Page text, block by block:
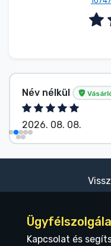
Név nélkül
2026. 08. 08.
Kapcsolat és